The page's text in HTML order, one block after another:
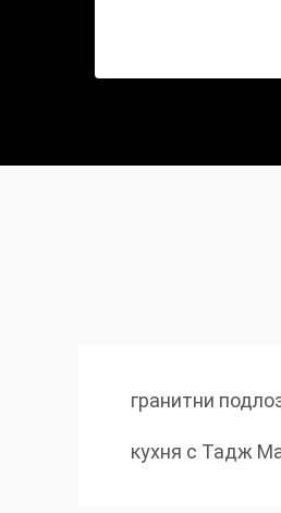
гранитни
кухня с Тадж